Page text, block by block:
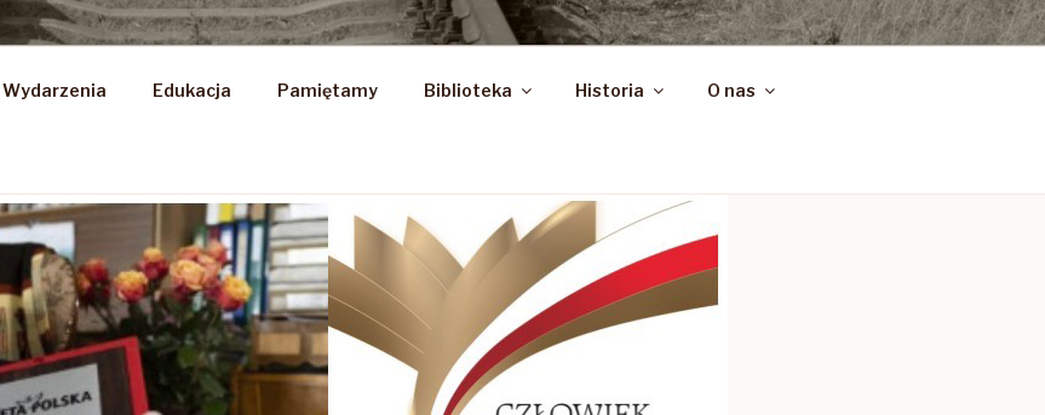
Wydarzenia Edukacja Pamiętamy Biblioteka Historia O nas